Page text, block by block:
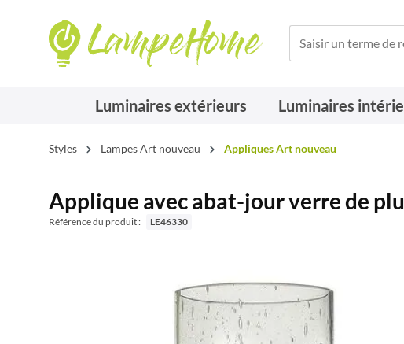
Luminaires extérieurs Luminaires
Styles Lampes Art nouveau Appliques Art nouveau
Applique avec abat-jour verre de
Référence du produit : LE46330